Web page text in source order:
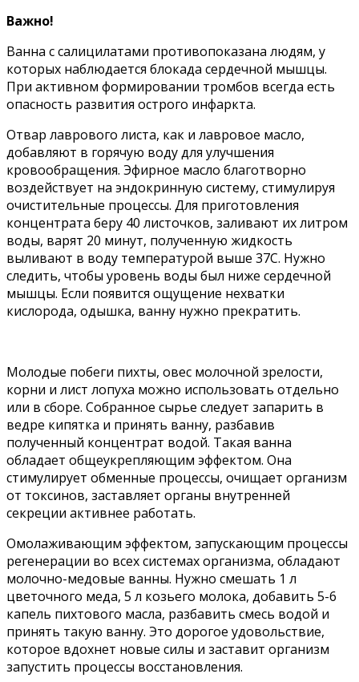
Важно!
Ванна с салицилатами противопоказана людям, у
которых наблюдается блокада сердечной мышцы.
При активном формировании тромбов всегда есть
опасность развития острого инфаркта.
Отвар лаврового листа, как и лавровое масло,
добавляют в горячую воду для улучшения
кровообращения. Эфирное масло благотворно
воздействует на эндокринную систему, стимулируя
очистительные процессы. Для приготовления
концентрата беру 40 листочков, заливают их литром
воды, варят 20 минут, полученную жидкость
выливают в воду температурой выше 37С. Нужно
следить, чтобы уровень воды был ниже сердечной
мышцы. Если появится ощущение нехватки
кислорода, одышка, ванну нужно прекратить.
Молодые побеги пихты, овес молочной зрелости,
корни и лист лопуха можно использовать отдельно
или в сборе. Собранное сырье следует запарить в
ведре кипятка и принять ванну, разбавив
полученный концентрат водой. Такая ванна
обладает общеукрепляющим эффектом. Она
стимулирует обменные процессы, очищает организм
от токсинов, заставляет органы внутренней
секреции активнее работать.
Омолаживающим эффектом, запускающим процессы
регенерации во всех системах организма, обладают
молочно-медовые ванны. Нужно смешать 1 л
цветочного меда, 5 л козьего молока, добавить 5-6
капель пихтового масла, разбавить смесь водой и
принять такую ванну. Это дорогое удовольствие,
которое вдохнет новые силы и заставит организм
запустить процессы восстановления.